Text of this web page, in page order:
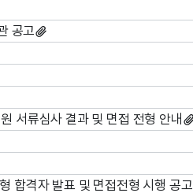
공고
서류심사 결과 및 면접 전형 안내
합격자 발표 및 면접전형 시행 공고